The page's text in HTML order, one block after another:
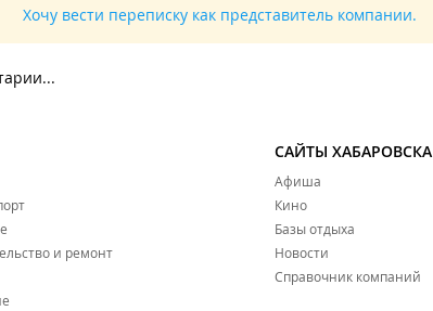
Хочу вести переписку как представитель компании.
и ремонт
САЙТЫ ХАБАРОВСКА
Афиша
Кино
Базы отдыха
Новости
Справочник компаний